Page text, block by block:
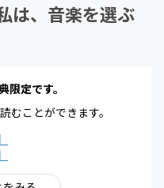
は、音楽を選ぶ
限定です。
むことができます。